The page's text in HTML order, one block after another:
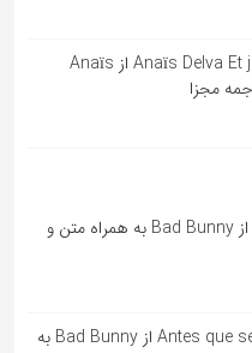
آهنگ فرانسوی Anaïs Delva Et je danse از Anaïs
آهنگ اسپانیایی Andrea از Bad Bunny به همراه متن و
آهنگ اسپانیایی Antes que se acabe از Bad Bunny به